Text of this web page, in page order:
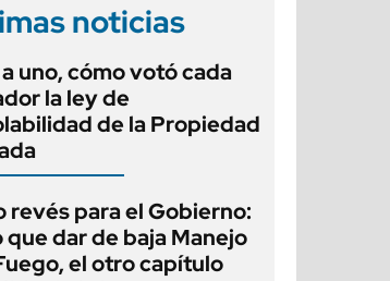
noticias
uno, cómo votó cada
la ley de
de la Propiedad
revés para el Gobierno:
dar de baja Manejo
el otro capítulo